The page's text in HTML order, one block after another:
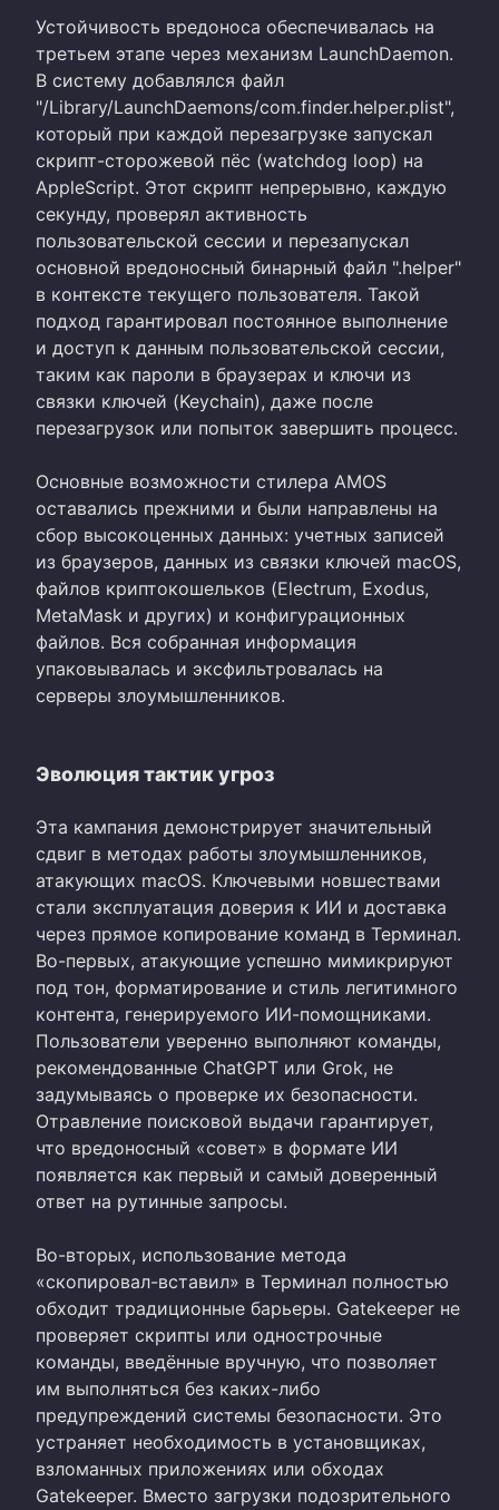
Устойчивость вредоноса обеспечивалась на
третьем этапе через механизм LaunchDaemon.
В систему добавлялся файл
"/Library/LaunchDaemons/com.finder.helper.plist",
который при каждой перезагрузке запускал
скрипт-сторожевой пёс (watchdog loop) на
AppleScript. Этот скрипт непрерывно, каждую
секунду, проверял активность
пользовательской сессии и перезапускал
основной вредоносный бинарный файл ".helper"
в контексте текущего пользователя. Такой
подход гарантировал постоянное выполнение
и доступ к данным пользовательской сессии,
таким как пароли в браузерах и ключи из
связки ключей (Keychain), даже после
перезагрузок или попыток завершить процесс.
Основные возможности стилера AMOS
оставались прежними и были направлены на
сбор высокоценных данных: учетных записей
из браузеров, данных из связки ключей macOS,
файлов криптокошельков (Electrum, Exodus,
MetaMask и других) и конфигурационных
файлов. Вся собранная информация
упаковывалась и эксфильтровалась на
серверы злоумышленников.
Эволюция тактик угроз
Эта кампания демонстрирует значительный
сдвиг в методах работы злоумышленников,
атакующих macOS. Ключевыми новшествами
стали эксплуатация доверия к ИИ и доставка
через прямое копирование команд в Терминал.
Во-первых, атакующие успешно мимикрируют
под тон, форматирование и стиль легитимного
контента, генерируемого ИИ-помощниками.
Пользователи уверенно выполняют команды,
рекомендованные ChatGPT или Grok, не
задумываясь о проверке их безопасности.
Отравление поисковой выдачи гарантирует,
что вредоносный «совет» в формате ИИ
появляется как первый и самый доверенный
ответ на рутинные запросы.
Во-вторых, использование метода
«скопировал-вставил» в Терминал полностью
обходит традиционные барьеры. Gatekeeper не
проверяет скрипты или однострочные
команды, введённые вручную, что позволяет
им выполняться без каких-либо
предупреждений системы безопасности. Это
устраняет необходимость в установщиках,
взломанных приложениях или обходах
Gatekeeper. Вместо загрузки подозрительного